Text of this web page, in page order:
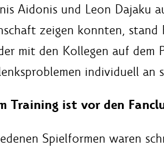
Aidonis und Leon Dajaku
zeigen konnten,
mit den Kollegen auf dem
individuell an
Training ist vor den
Spielformen waren